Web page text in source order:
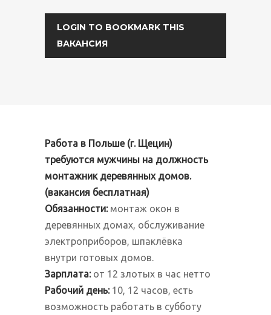
LOGIN TO BOOKMARK THIS
ВАКАНСИЯ
Работа в Польше (г. Щецин)
требуются мужчины на должность
монтажник деревянных домов.
(вакансия бесплатная)
Обязанности:монтаж окон в
деревянных домах, обслуживание
электроприборов, шпаклёвка
внутри готовых домов.
Зарплата:от 12 злотых в час нетто
Рабочий день:10, 12 часов, есть
возможность работать в субботу